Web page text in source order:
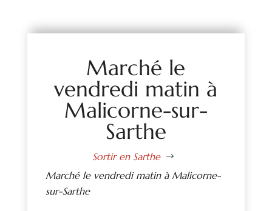
Marché le
vendredi matin à
Malicorne-sur-
Sarthe
Sortir en Sarthe $
Marché le vendredi matin à Malicorne-
sur-Sarthe